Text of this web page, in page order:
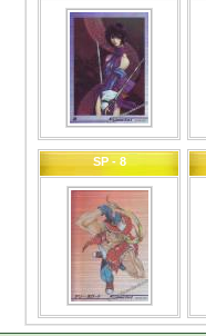
SP - 8